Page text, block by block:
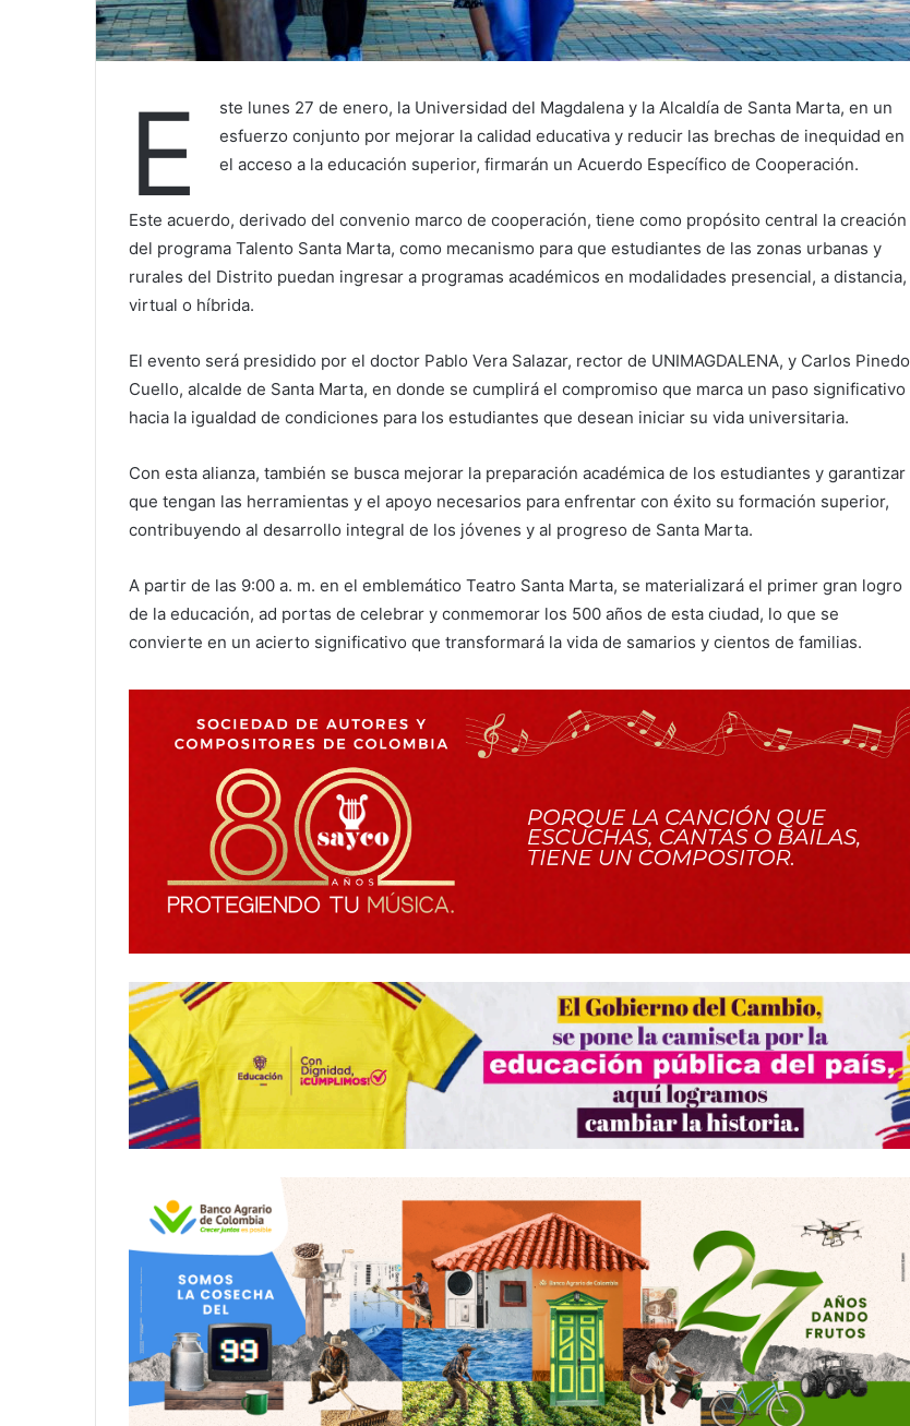
E
ste lunes 27 de enero, la Universidad del Magdalena y la Alcaldía de Santa Marta, en un
esfuerzo conjunto por mejorar la calidad educativa y reducir las brechas de inequidad en
el acceso a la educación superior, firmarán un Acuerdo Específico de Cooperación.
Este acuerdo, derivado del convenio marco de cooperación, tiene como propósito central la creación
del programa Talento Santa Marta, como mecanismo para que estudiantes de las zonas urbanas y
rurales del Distrito puedan ingresar a programas académicos en modalidades presencial, a distancia,
virtual o híbrida.
El evento será presidido por el doctor Pablo Vera Salazar, rector de UNIMAGDALENA, y Carlos Pinedo
Cuello, alcalde de Santa Marta, en donde se cumplirá el compromiso que marca un paso significativo
hacia la igualdad de condiciones para los estudiantes que desean iniciar su vida universitaria.
Con esta alianza, también se busca mejorar la preparación académica de los estudiantes y garantizar
que tengan las herramientas y el apoyo necesarios para enfrentar con éxito su formación superior,
contribuyendo al desarrollo integral de los jóvenes y al progreso de Santa Marta.
A partir de las 9:00 a. m. en el emblemático Teatro Santa Marta, se materializará el primer gran logro
de la educación, ad portas de celebrar y conmemorar los 500 años de esta ciudad, lo que se
convierte en un acierto significativo que transformará la vida de samarios y cientos de familias.